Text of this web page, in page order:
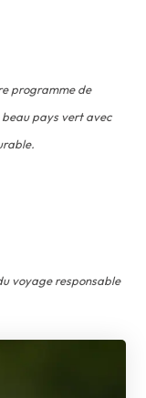
programme de
pays vert avec
voyage responsable